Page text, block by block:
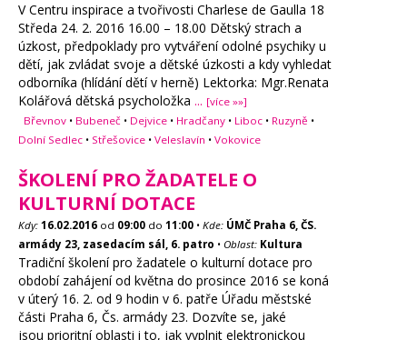
V Centru inspirace a tvořivosti Charlese de Gaulla 18
Středa 24. 2. 2016 16.00 – 18.00 Dětský strach a
úzkost, předpoklady pro vytváření odolné psychiky u
dětí, jak zvládat svoje a dětské úzkosti a kdy vyhledat
odborníka (hlídání dětí v herně) Lektorka: Mgr.Renata
Kolářová dětská psycholožka ... [více »»]
Břevnov • Bubeneč • Dejvice • Hradčany • Liboc • Ruzyně •
Dolní Sedlec • Střešovice • Veleslavín • Vokovice
ŠKOLENÍ PRO ŽADATELE O
KULTURNÍ DOTACE
Kdy: 16.02.2016 od 09:00 do 11:00 • Kde: ÚMČ Praha 6, ČS.
armády 23, zasedacím sál, 6. patro • Oblast: Kultura
Tradiční školení pro žadatele o kulturní dotace pro
období zahájení od května do prosince 2016 se koná
v úterý 16. 2. od 9 hodin v 6. patře Úřadu městské
části Praha 6, Čs. armády 23. Dozvíte se, jaké
jsou prioritní oblasti i to, jak vyplnit elektronickou